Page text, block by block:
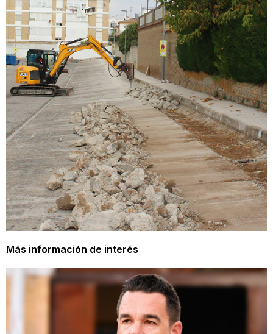
Más información de interés